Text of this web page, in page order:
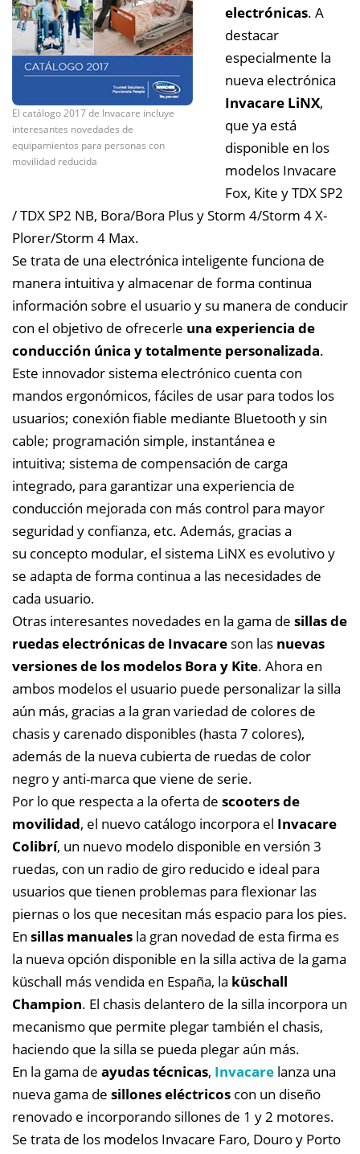
El catálogo 2017 de Invacare incluye
interesantes novedades de
equipamientos para personas con
movilidad reducida
electrónicas. A
destacar
especialmente la
nueva electrónica
Invacare LiNX,
que ya está
disponible en los
modelos Invacare
Fox, Kite y TDX SP2
/ TDX SP2 NB, Bora/Bora Plus y Storm 4/Storm 4 X-
Plorer/Storm 4 Max.
Se trata de una electrónica inteligente funciona de
manera intuitiva y almacenar de forma continua
información sobre el usuario y su manera de conducir
con el objetivo de ofrecerle una experiencia de
conducción única y totalmente personalizada.
Este innovador sistema electrónico cuenta con
mandos ergonómicos, fáciles de usar para todos los
usuarios; conexión fiable mediante Bluetooth y sin
cable; programación simple, instantánea e
intuitiva; sistema de compensación de carga
integrado, para garantizar una experiencia de
conducción mejorada con más control para mayor
seguridad y confianza, etc. Además, gracias a
su concepto modular, el sistema LiNX es evolutivo y
se adapta de forma continua a las necesidades de
cada usuario.
Otras interesantes novedades en la gama de sillas de
ruedas electrónicas de Invacare son las nuevas
versiones de los modelos Bora y Kite. Ahora en
ambos modelos el usuario puede personalizar la silla
aún más, gracias a la gran variedad de colores de
chasis y carenado disponibles (hasta 7 colores),
además de la nueva cubierta de ruedas de color
negro y anti-marca que viene de serie.
Por lo que respecta a la oferta de scooters de
movilidad, el nuevo catálogo incorpora el Invacare
Colibrí, un nuevo modelo disponible en versión 3
ruedas, con un radio de giro reducido e ideal para
usuarios que tienen problemas para flexionar las
piernas o los que necesitan más espacio para los pies.
En sillas manuales la gran novedad de esta firma es
la nueva opción disponible en la silla activa de la gama
küschall más vendida en España, la küschall
Champion. El chasis delantero de la silla incorpora un
mecanismo que permite plegar también el chasis,
haciendo que la silla se pueda plegar aún más.
En la gama de ayudas técnicas, Invacare lanza una
nueva gama de sillones eléctricos con un diseño
renovado e incorporando sillones de 1 y 2 motores.
Se trata de los modelos Invacare Faro, Douro y Porto